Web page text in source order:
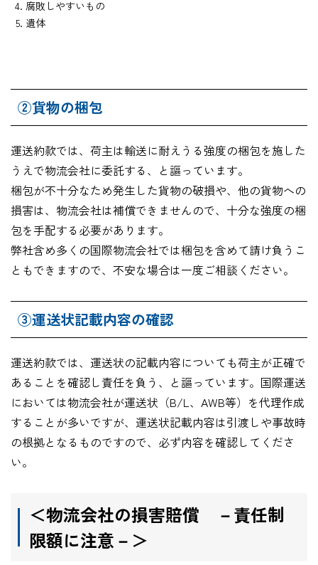
腐敗しやすいもの
遺体
②貨物の梱包
運送約款では、荷主は輸送に耐えうる強度の梱包を施した
うえで物流会社に委託する、と謳っています。
梱包が不十分なため発生した貨物の破損や、他の貨物への
損害は、物流会社は補償できませんので、十分な強度の梱
包を手配する必要があります。
弊社含め多くの国際物流会社では梱包を含めて請け負うこ
ともできますので、不安な場合は一度ご相談ください。
③運送状記載内容の確認
運送約款では、運送状の記載内容についても荷主が正確で
あることを確認し責任を負う、と謳っています。国際運送
においては物流会社が運送状（B/L、AWB等）を代理作成
することが多いですが、運送状記載内容は引渡しや事故時
の根拠となるものですので、必ず内容を確認してくださ
い。
＜物流会社の損害賠償 －責任制
限額に注意－＞